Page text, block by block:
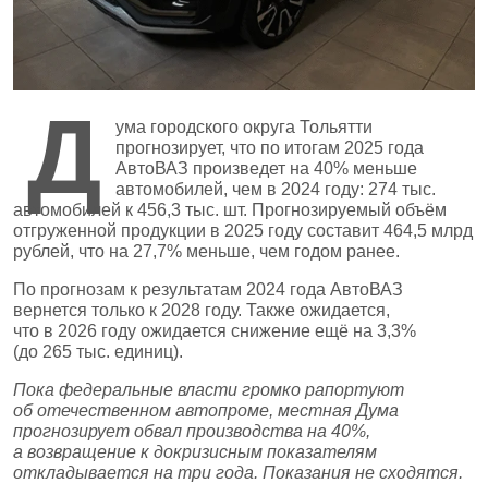
Д
ума городского округа Тольятти
прогнозирует, что по итогам 2025 года
АвтоВАЗ произведет на 40% меньше
автомобилей, чем в 2024 году: 274 тыс.
автомобилей к 456,3 тыс. шт. Прогнозируемый объём
отгруженной продукции в 2025 году составит 464,5 млрд
рублей, что на 27,7% меньше, чем годом ранее.
По прогнозам к результатам 2024 года АвтоВАЗ
вернется только к 2028 году. Также ожидается,
что в 2026 году ожидается снижение ещё на 3,3%
(до 265 тыс. единиц).
Пока федеральные власти громко рапортуют
об отечественном автопроме, местная Дума
прогнозирует обвал производства на 40%,
а возвращение к докризисным показателям
откладывается на три года. Показания не сходятся.